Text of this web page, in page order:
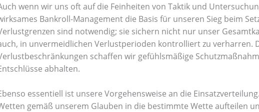
(52) Kids & Toys(2)
(41) Kitchen and cooking(2)
wenn wir uns oft auf die Feinheiten von Taktik und
Bankroll-Management die Basis für unseren Sieg beim
sind notwendig; sie sichern nicht nur unser
in unvermeidlichen Verlustperioden kontrolliert zu verharren.
schaffen wir gefühlsmäßige
abhalten.
essentiell ist unsere Vorgehensweise an die
gemäß unserem Glauben in die bestimmte Wette aufteilen